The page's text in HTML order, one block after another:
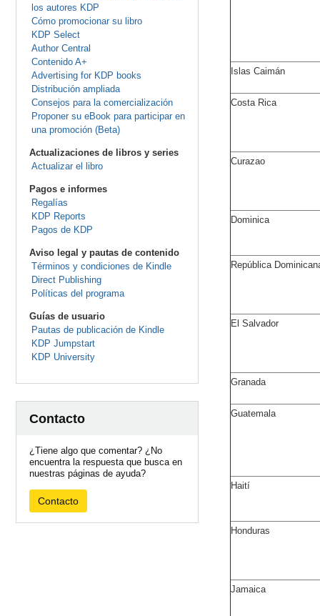
los autores KDP
Cómo promocionar su libro
KDP Select
Author Central
Contenido A+
Advertising for KDP books
Distribución ampliada
Consejos para la comercialización
Proponer su eBook para participar en
una promoción (Beta)
Actualizaciones de libros y series
Actualizar el libro
Pagos e informes
Regalías
KDP Reports
Pagos de KDP
Aviso legal y pautas de contenido
Términos y condiciones de Kindle
Direct Publishing
Políticas del programa
Guías de usuario
Pautas de publicación de Kindle
KDP Jumpstart
KDP University
Contacto
¿Tiene algo que comentar? ¿No
encuentra la respuesta que busca en
nuestras páginas de ayuda?
Contacto
Islas Caimán
Costa Rica
Curazao
Dominica
República
El Salvador
Granada
Guatemala
Haití
Honduras
Jamaica